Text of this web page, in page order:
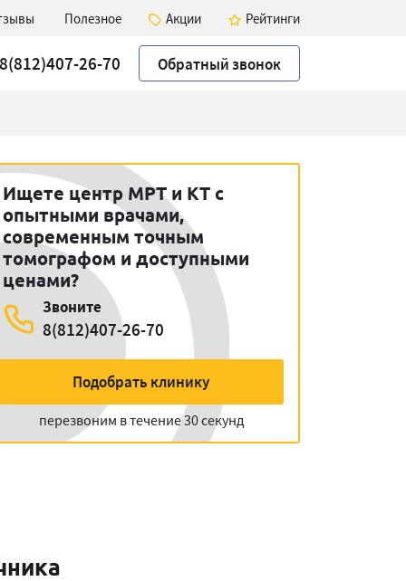
Полезное Акции Рейтинги
8(812)407-26-70 Обратный звонок
Ищете центр МРТ и КТ с
опытными врачами,
современным точным
томографом и доступными
ценами?
Звоните
8(812)407-26-70
Подобрать клинику
перезвоним в течение 30 секунд